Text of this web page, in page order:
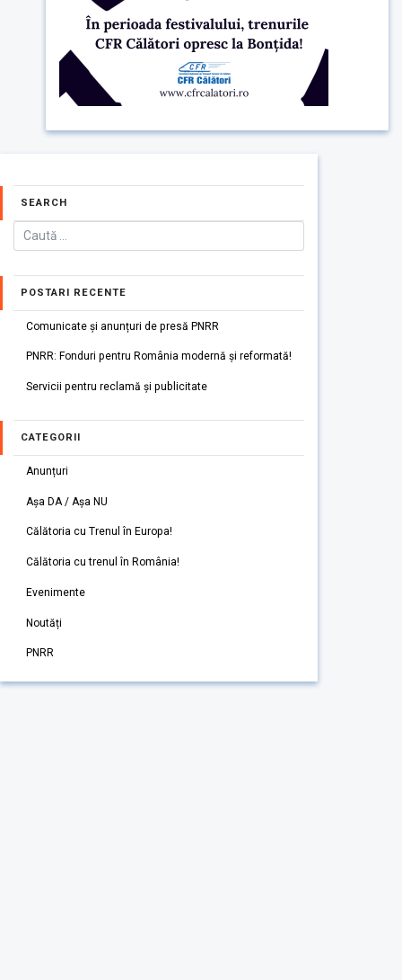
SEARCH
POSTARI RECENTE
Comunicate și anunțuri de presă PNRR
PNRR: Fonduri pentru România modernă și reformată!
Servicii pentru reclamă și publicitate
CATEGORII
Anunțuri
Așa DA / Așa NU
Călătoria cu Trenul în Europa!
Călătoria cu trenul în România!
Evenimente
Noutăți
PNRR